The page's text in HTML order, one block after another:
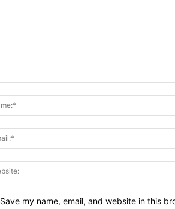
Save my name, email, and website in this